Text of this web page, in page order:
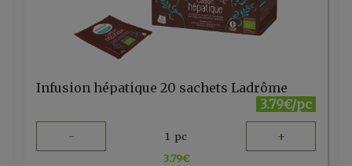
Infusion hépatique 20 sachets Ladrôme
3.79€/pc
- 1 pc +
3.79€